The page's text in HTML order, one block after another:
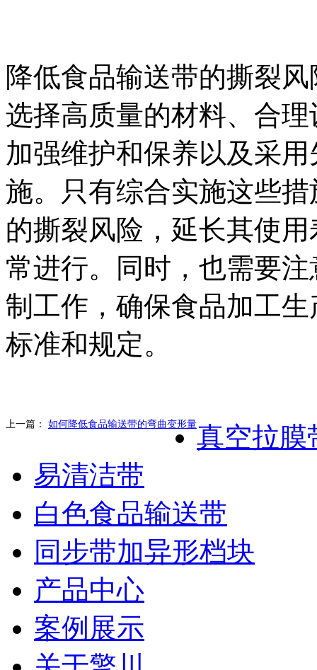
降低食品输送带的撕裂
选择高质量的材料、合
加强维护和保养以及采
施。只有综合实施这些
的撕裂风险，延长其使
常进行。同时，也需要
制工作，确保食品加工
标准和规定。
上一篇： 如何降低食品输送带的弯曲变形量真空拉膜
易清洁带
白色食品输送带
同步带加异形档块
产品中心
案例展示